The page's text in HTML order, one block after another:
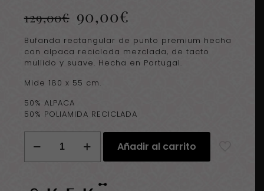
129,00€ El
precio
original
era:
129,00€.
90,00€
actual
es:
90,00€.
Bufanda rectangular de punto premium hecha
con alpaca reciclada mezclada, de tacto
mullido y suave. Hecha en Portugal.
Mide 180 x 55 cm.
50% ALPACA
50% POLIAMIDA RECICLADA
SKFK
Arbea
Añadir al carrito